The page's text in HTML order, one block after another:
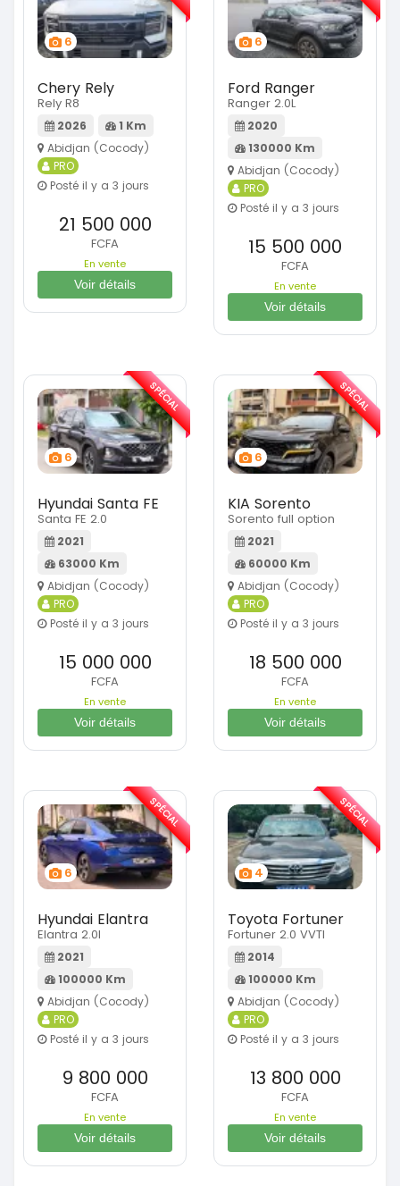
6
Chery Rely
Rely R8
2026
1 Km
Abidjan (Cocody)
PRO
Posté il y a 3 jours
21 500 000
FCFA
En vente
Voir détails
6
Ford Ranger
Ranger 2.0L
2020
130000 Km
Abidjan (Cocody)
PRO
Posté il y a 3 jours
15 500 000
FCFA
En vente
Voir détails
6
Hyundai Santa FE
Santa FE 2.0
2021
63000 Km
Abidjan (Cocody)
PRO
Posté il y a 3 jours
15 000 000
FCFA
En vente
Voir détails
SPÉCIAL
6
KIA Sorento
Sorento full option
2021
60000 Km
Abidjan (Cocody)
PRO
Posté il y a 3 jours
18 500 000
FCFA
En vente
Voir détails
SPÉCIAL
6
Hyundai Elantra
Elantra 2.0l
2021
100000 Km
Abidjan (Cocody)
PRO
Posté il y a 3 jours
9 800 000
FCFA
En vente
Voir détails
SPÉCIAL
4
Toyota Fortuner
Fortuner 2.0 VVTI
2014
100000 Km
Abidjan (Cocody)
PRO
Posté il y a 3 jours
13 800 000
FCFA
En vente
Voir détails
SPÉCIAL